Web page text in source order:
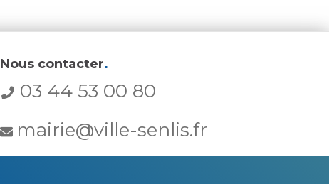
Nous contacter.
03 44 53 00 80
mairie@ville-senlis.fr